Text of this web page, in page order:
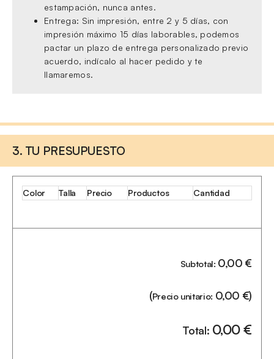
estampación, nunca antes.
Entrega: Sin impresión, entre 2 y 5 días, con
impresión máximo 15 días laborables, podemos
pactar un plazo de entrega personalizado previo
acuerdo, indícalo al hacer pedido y te
llamaremos.
3. TU PRESUPUESTO
Color Talla Precio Productos Cantidad
Subtotal: 0,00€
(Precio unitario: 0,00 €)
Total: 0,00€